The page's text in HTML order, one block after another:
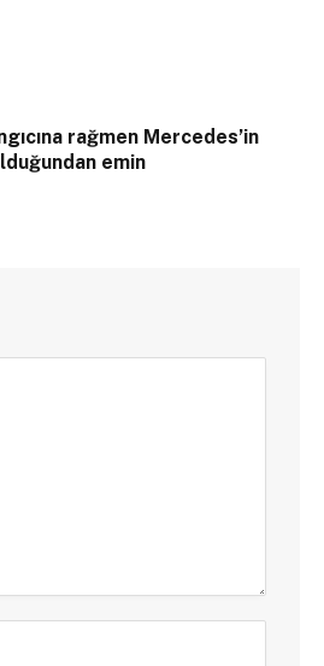
rağmen Mercedes’in
emin